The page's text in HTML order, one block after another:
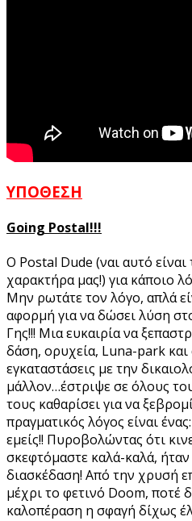
ΥΠΟΘΕΣΗ
Going Postal!!!
O Postal Dude (ναι αυτό
χαρακτήρα μας!) για κάποιο
Μην ρωτάτε τον λόγο, απλά
αφορμή για να δώσει λύση
Γης!!! Μια ευκαιρία να
δάση, ορυχεία, Luna-park και
εγκαταστάσεις με την
μάλλον…έστριψε σε όλους
τους καθαρίσει για να
πραγματικός λόγος είναι
εμείς!! Πυροβολώντας ότι
σκεφτόμαστε καλά-καλά, ήταν
διασκέδαση! Από την χρυσή
μέχρι το φετινό Doom, ποτέ
καλοπέραση η σφαγή δίχως